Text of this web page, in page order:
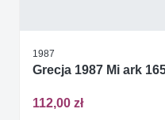
1987
Grecja 1987 Mi ark
112,00 zł